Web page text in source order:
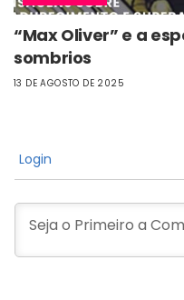
“Max Oliver” e a
sombrios
13 DE AGOSTO DE 2025
Login